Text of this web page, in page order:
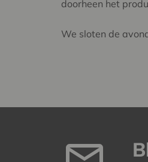
doorheen het
We sloten de